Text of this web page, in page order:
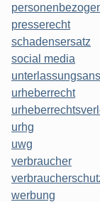
presserecht
schadensersatz
social media
urheberrecht
urhg
uwg
verbraucher
werbung